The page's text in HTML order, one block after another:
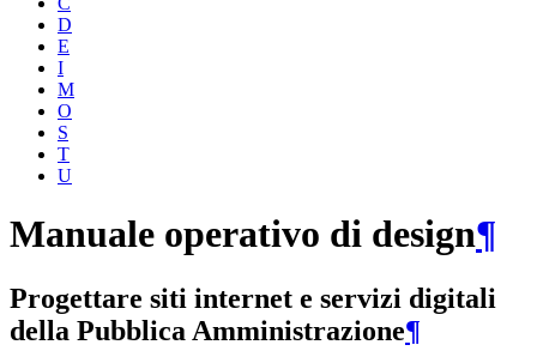
D
E
I
M
O
S
T
U
Manuale operativo di design¶
Progettare siti internet e servizi digitali
della Pubblica Amministrazione¶